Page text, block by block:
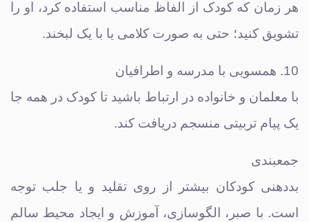
هر زمان که کودک از الفاظ مناسب استفاده کرد، او را
تشویق کنید؛ حتی به صورت کلامی یا با یک لبخند.
10. همسویی با مدرسه و اطرافیان
با معلمان و خانواده در ارتباط باشید تا کودک در همه جا
یک پیام تربیتی منسجم دریافت کند.
جمعبندی
بددهنی کودکان بیشتر از روی تقلید و یا جلب توجه
است. با صبر، الگوسازی، آموزش و ایجاد محیط سالم